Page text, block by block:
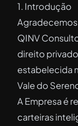
1. Introdução
Agradecemos
QINV
direito
estabelecida
Vale do
A Empresa é
carteiras